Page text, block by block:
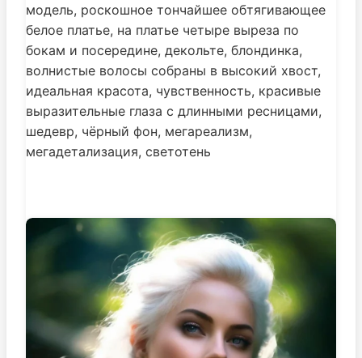
модель, роскошное тончайшее обтягивающее
белое платье, на платье четыре выреза по
бокам и посередине, декольте, блондинка,
волнистые волосы собраны в высокий хвост,
идеальная красота, чувственность, красивые
выразительные глаза с длинными ресницами,
шедевр, чёрный фон, мегареализм,
мегадетализация, светотень